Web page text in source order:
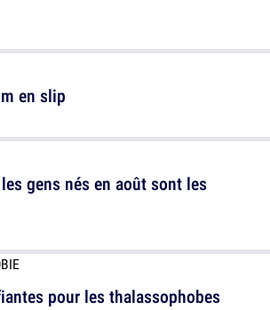
en slip
pour les thalassophobes
gens nés en août sont les